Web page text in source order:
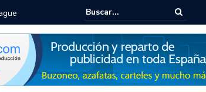
Palau Baró de Quadras: La